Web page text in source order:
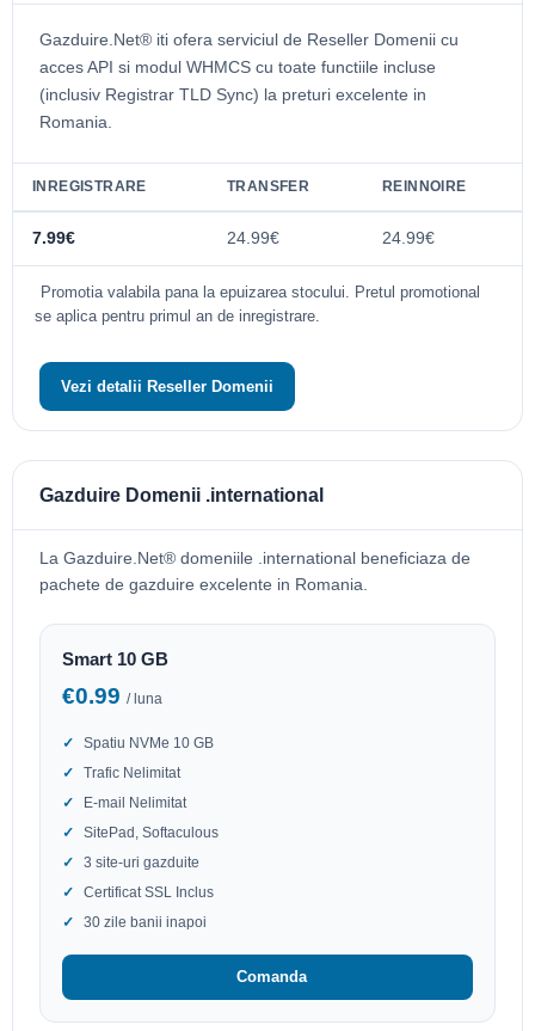
Gazduire.Net® iti ofera serviciul de Reseller Domenii cu
acces API si modul WHMCS cu toate functiile incluse
(inclusiv Registrar TLD Sync) la preturi excelente in
Romania.
INREGISTRARE TRANSFER REINNOIRE
7.99€ 24.99€ 24.99€
Promotia valabila pana la epuizarea stocului. Pretul promotional
se aplica pentru primul an de inregistrare.
Vezi detalii Reseller Domenii
Gazduire Domenii .international
La Gazduire.Net® domeniile .international beneficiaza de
pachete de gazduire excelente in Romania.
Smart 10 GB
€0.99 / luna
Spatiu NVMe 10 GB
Trafic Nelimitat
E-mail Nelimitat
SitePad, Softaculous
3 site-uri gazduite
Certificat SSL Inclus
30 zile banii inapoi
Comanda